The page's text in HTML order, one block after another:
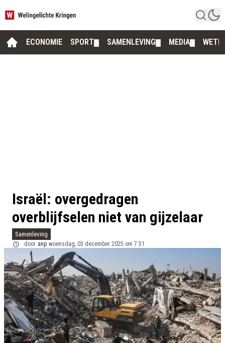
ECONOMIE SPORT SAMENLEVING MEDIA
Israël: overgedragen
overblijfselen niet van gijzelaar
Samenleving
door anp woensdag, 03 december 2025 om 7:51